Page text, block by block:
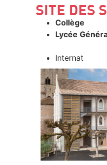
SITE DES
Collège
Lycée
Internat